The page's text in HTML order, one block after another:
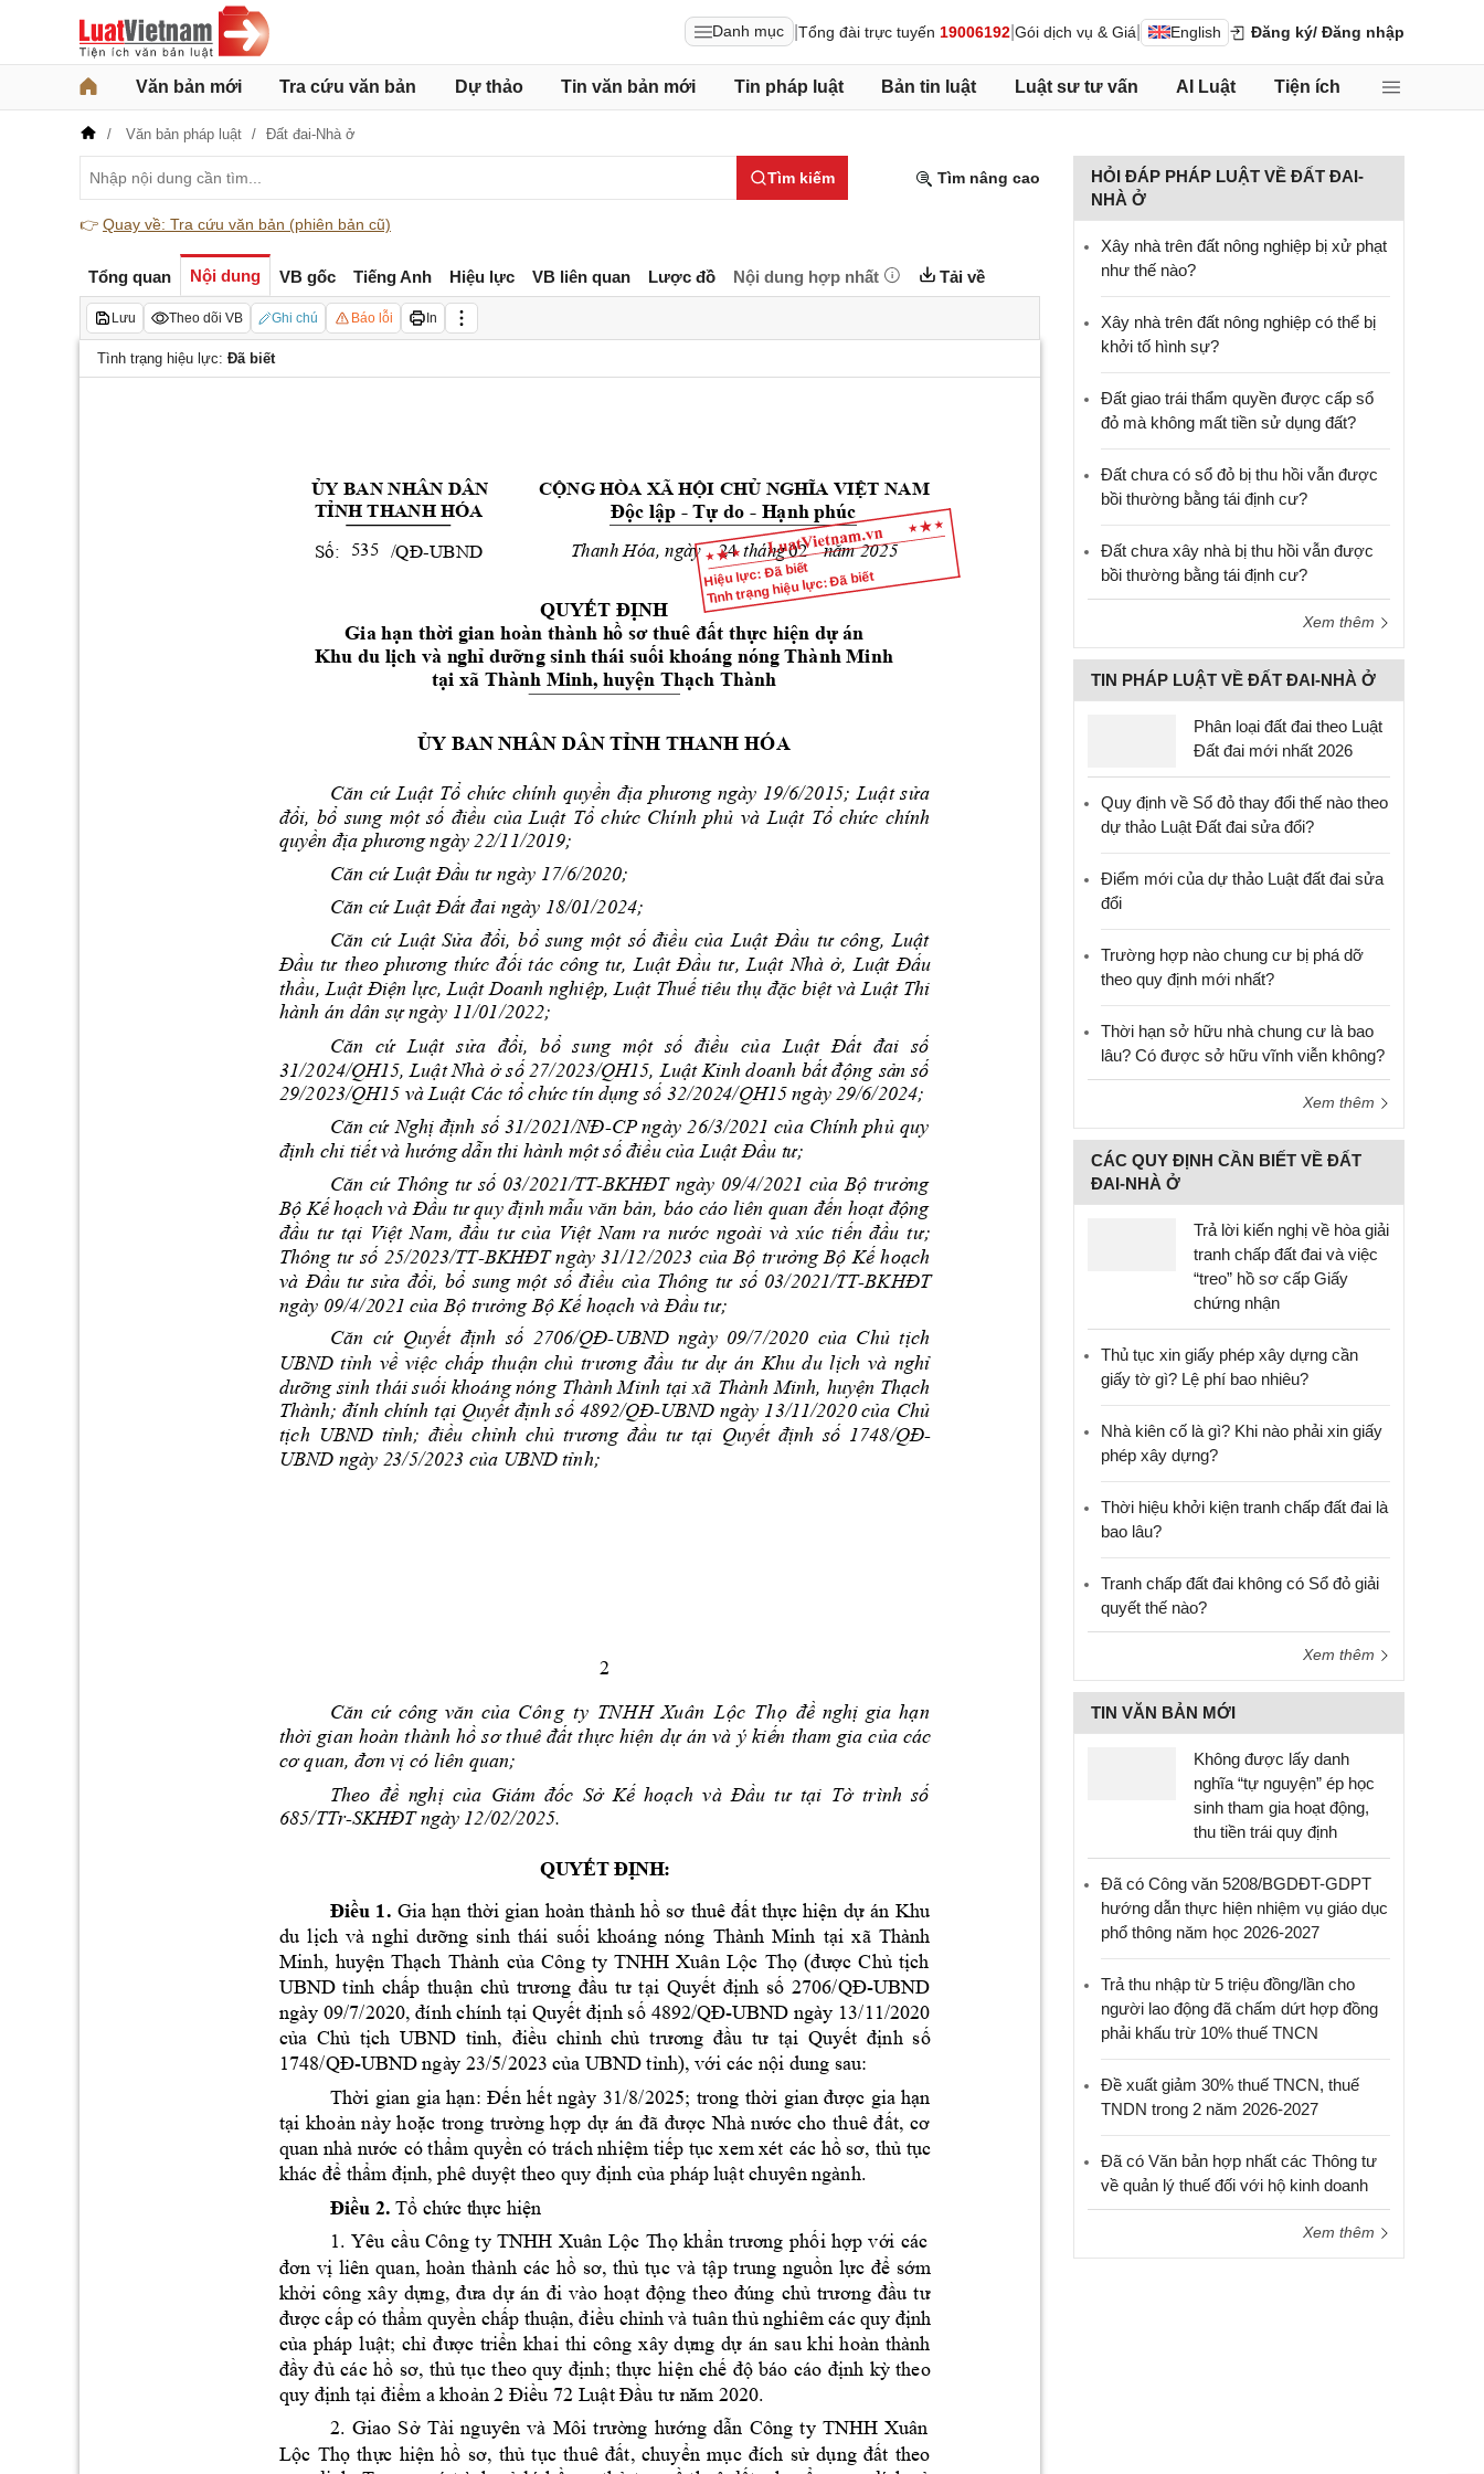
Danh mục Tổng đài trực tuyến 19006192 Gói dịch vụ & Giá English Đăng ký/ Đăng nhập
Văn bản mới Tra cứu văn bản Dự thảo Tin văn bản mới Tin pháp luật Bản tin luật Luật sư tư vấn AI Luật Tiện ích
Văn bản pháp luật Đất đai-Nhà ở
Tìm kiếm Tìm nâng cao
👉 Quay về: Tra cứu văn bản (phiên bản cũ)
Tổng quan Nội dung VB gốc Tiếng Anh Hiệu lực VB liên quan Lược đồ Nội dung hợp nhất Tải về
Lưu Theo dõi VB Ghi chú Báo lỗi In
Tình trạng hiệu lực: Đã biết
Hiệu lực: Đã biết
Tình trạng hiệu lực: Đã biết
ỦY BAN NHÂN DÂN
TỈNH THANH HÓA
CỘNG HÒA XÃ HỘI CHỦ NGHĨA VIỆT NAM
Độc lập - Tự do - Hạnh phúc
Số:           /QĐ-UBND Thanh Hóa, ngày tháng năm 2025
QUYẾT ĐỊNH
Gia hạn thời gian hoàn thành hồ sơ thuê đất thực hiện dự án
Khu du lịch và nghỉ dưỡng sinh thái suối khoáng nóng Thành Minh
tại xã Thành Minh, huyện Thạch Thành
ỦY BAN NHÂN DÂN TỈNH THANH HÓA
Căn cứ Luật Tổ chức chính quyền địa phương ngày 19/6/2015; Luật sửa
đổi, bổ sung một số điều của Luật Tổ chức Chính phủ và Luật Tổ chức chính
quyền địa phương ngày 22/11/2019;
Căn cứ Luật Đầu tư ngày 17/6/2020;
Căn cứ Luật Đất đai ngày 18/01/2024;
Căn cứ Luật Sửa đổi, bổ sung một số điều của Luật Đầu tư công, Luật
Đầu tư theo phương thức đối tác công tư, Luật Đầu tư, Luật Nhà ở, Luật Đấu
thầu, Luật Điện lực, Luật Doanh nghiệp, Luật Thuế tiêu thụ đặc biệt và Luật Thi
hành án dân sự ngày 11/01/2022;
Căn cứ Luật sửa đổi, bổ sung một số điều của Luật Đất đai số
31/2024/QH15, Luật Nhà ở số 27/2023/QH15, Luật Kinh doanh bất động sản số
29/2023/QH15 và Luật Các tổ chức tín dụng số 32/2024/QH15 ngày 29/6/2024;
Căn cứ Nghị định số 31/2021/NĐ-CP ngày 26/3/2021 của Chính phủ quy
định chi tiết và hướng dẫn thi hành một số điều của Luật Đầu tư;
Căn cứ Thông tư số 03/2021/TT-BKHĐT ngày 09/4/2021 của Bộ trưởng
Bộ Kế hoạch và Đầu tư quy định mẫu văn bản, báo cáo liên quan đến hoạt động
đầu tư tại Việt Nam, đầu tư của Việt Nam ra nước ngoài và xúc tiến đầu tư;
Thông tư số 25/2023/TT-BKHĐT ngày 31/12/2023 của Bộ trưởng Bộ Kế hoạch
và Đầu tư sửa đổi, bổ sung một số điều của Thông tư số 03/2021/TT-BKHĐT
ngày 09/4/2021 của Bộ trưởng Bộ Kế hoạch và Đầu tư;
Căn cứ Quyết định số 2706/QĐ-UBND ngày 09/7/2020 của Chủ tịch
UBND tỉnh về việc chấp thuận chủ trương đầu tư dự án Khu du lịch và nghỉ
dưỡng sinh thái suối khoáng nóng Thành Minh tại xã Thành Minh, huyện Thạch
Thành; đính chính tại Quyết định số 4892/QĐ-UBND ngày 13/11/2020 của Chủ
tịch UBND tỉnh; điều chỉnh chủ trương đầu tư tại Quyết định số 1748/QĐ-
UBND ngày 23/5/2023 của UBND tỉnh;
535 24           02
2
Căn cứ công văn của Công ty TNHH Xuân Lộc Thọ đề nghị gia hạn
thời gian hoàn thành hồ sơ thuê đất thực hiện dự án và ý kiến tham gia của các
cơ quan, đơn vị có liên quan;
Theo đề nghị của Giám đốc Sở Kế hoạch và Đầu tư tại Tờ trình số
685/TTr-SKHĐT ngày 12/02/2025.
QUYẾT ĐỊNH:
Điều 1. Gia hạn thời gian hoàn thành hồ sơ thuê đất thực hiện dự án Khu
du lịch và nghỉ dưỡng sinh thái suối khoáng nóng Thành Minh tại xã Thành
Minh, huyện Thạch Thành của Công ty TNHH Xuân Lộc Thọ (được Chủ tịch
UBND tỉnh chấp thuận chủ trương đầu tư tại Quyết định số 2706/QĐ-UBND
ngày 09/7/2020, đính chính tại Quyết định số 4892/QĐ-UBND ngày 13/11/2020
của Chủ tịch UBND tỉnh,  điều  chỉnh chủ  trương đầu tư tại Quyết định số
1748/QĐ-UBND ngày 23/5/2023 của UBND tỉnh), với các nội dung sau:
Thời gian gia hạn: Đến hết ngày 31/8/2025; trong thời gian được gia hạn
tại khoản này hoặc trong trường hợp dự án đã được Nhà nước cho thuê đất, cơ
quan nhà nước có thẩm quyền có trách nhiệm tiếp tục xem xét các hồ sơ, thủ tục
khác để thẩm định, phê duyệt theo quy định của pháp luật chuyên ngành.
Điều 2. Tổ chức thực hiện
1. Yêu cầu Công ty TNHH Xuân Lộc Thọ khẩn trương phối hợp với các
đơn vị liên quan, hoàn thành các hồ sơ, thủ tục và tập trung nguồn lực để sớm
khởi công xây dựng, đưa dự án đi vào hoạt động theo đúng chủ trương đầu tư
được cấp có thẩm quyền chấp thuận, điều chỉnh và tuân thủ nghiêm các quy định
của pháp luật; chỉ được triển khai thi công xây dựng dự án sau khi hoàn thành
đầy đủ các hồ sơ, thủ tục theo quy định; thực hiện chế độ báo cáo định kỳ theo
quy định tại điểm a khoản 2 Điều 72 Luật Đầu tư năm 2020.
2. Giao Sở Tài nguyên và Môi trường hướng dẫn Công ty TNHH Xuân
Lộc Thọ thực hiện hồ sơ, thủ tục thuê đất, chuyển mục đích sử dụng đất theo
HỎI ĐÁP PHÁP LUẬT VỀ ĐẤT ĐAI-
NHÀ Ở
Xây nhà trên đất nông nghiệp bị xử phạt
như thế nào?
Xây nhà trên đất nông nghiệp có thể bị
khởi tố hình sự?
Đất giao trái thẩm quyền được cấp sổ
đỏ mà không mất tiền sử dụng đất?
Đất chưa có sổ đỏ bị thu hồi vẫn được
bồi thường bằng tái định cư?
Đất chưa xây nhà bị thu hồi vẫn được
bồi thường bằng tái định cư?
Xem thêm
TIN PHÁP LUẬT VỀ ĐẤT ĐAI-NHÀ Ở
Phân loại đất đai theo Luật
Đất đai mới nhất 2026
Quy định về Sổ đỏ thay đổi thế nào theo
dự thảo Luật Đất đai sửa đổi?
Điểm mới của dự thảo Luật đất đai sửa
đổi
Trường hợp nào chung cư bị phá dỡ
theo quy định mới nhất?
Thời hạn sở hữu nhà chung cư là bao
lâu? Có được sở hữu vĩnh viễn không?
Xem thêm
CÁC QUY ĐỊNH CẦN BIẾT VỀ ĐẤT
ĐAI-NHÀ Ở
Trả lời kiến nghị về hòa giải
tranh chấp đất đai và việc
“treo” hồ sơ cấp Giấy
chứng nhận
Thủ tục xin giấy phép xây dựng cần
giấy tờ gì? Lệ phí bao nhiêu?
Nhà kiên cố là gì? Khi nào phải xin giấy
phép xây dựng?
Thời hiệu khởi kiện tranh chấp đất đai là
bao lâu?
Tranh chấp đất đai không có Sổ đỏ giải
quyết thế nào?
Xem thêm
TIN VĂN BẢN MỚI
Không được lấy danh
nghĩa “tự nguyện” ép học
sinh tham gia hoạt động,
thu tiền trái quy định
Đã có Công văn 5208/BGDĐT-GDPT
hướng dẫn thực hiện nhiệm vụ giáo dục
phổ thông năm học 2026-2027
Trả thu nhập từ 5 triệu đồng/lần cho
người lao động đã chấm dứt hợp đồng
phải khấu trừ 10% thuế TNCN
Đề xuất giảm 30% thuế TNCN, thuế
TNDN trong 2 năm 2026-2027
Đã có Văn bản hợp nhất các Thông tư
về quản lý thuế đối với hộ kinh doanh
Xem thêm